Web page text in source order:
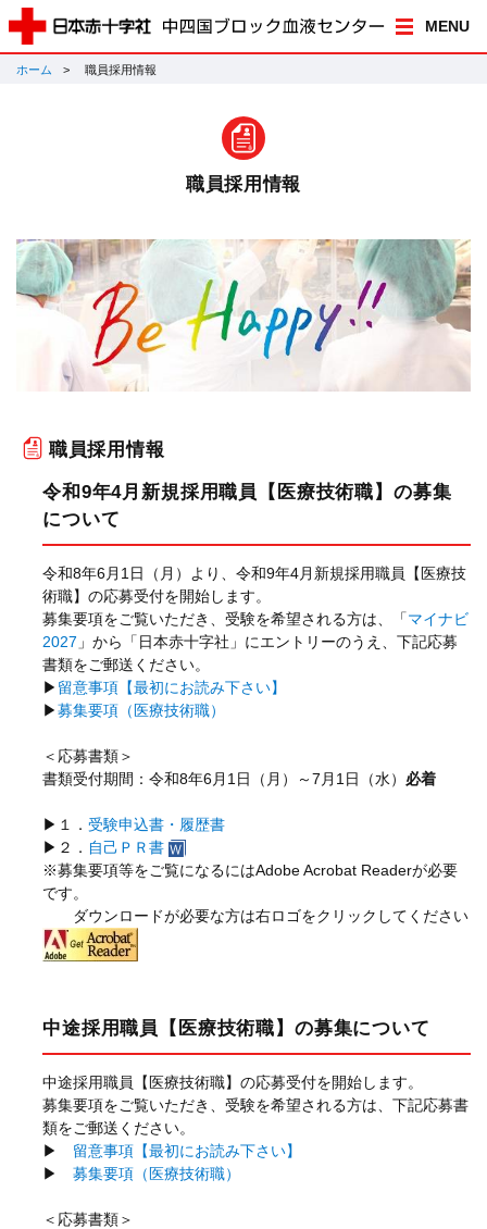
MENU
ホーム 職員採用情報
職員採用情報
職員採用情報
令和9年4月新規採用職員【医療技術職】の募集
について
令和8年6月 1 日（月）より、令和9年4月新規採用職員【医療技
術職】の応募受付を開始します。
募集要項をご覧いただき、受験を希望される方は、「マイナビ
2027 」から「日本赤十字社」にエントリーのうえ、下記応募
書類をご郵送ください。
▶ 留意事項【最初にお読み下さい】
▶募集要項（医療技術職）
＜応募書類＞
書類受付期間：令和8年6月 1 日（月）～7 月 1 日（水） 必着
▶１． 受験申込書・履歴書
▶２． 自己ＰＲ書
※募集要項等をご覧になるにはAdobe Acrobat Readerが必要
です。
ダウンロードが必要な方は右ロゴをクリックしてください
中途採用職員【医療技術職】の募集について
中途採用職員【医療技術職】の応募受付を開始します。
募集要項をご覧いただき、受験を希望される方は、下記応募書
類をご郵送ください。
▶
留意事項【最初にお読み下さい】
▶
募集要項（医療技術職）
＜応募書類＞